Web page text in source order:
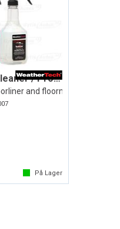
TechCare® Cleaner / Protector
and floormat
På Lager